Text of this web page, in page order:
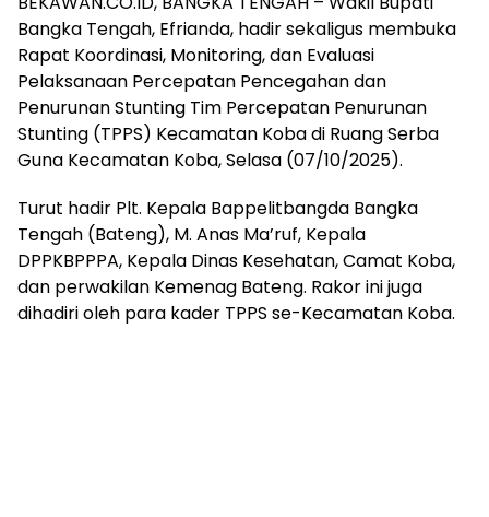
Bangka Tengah, Efrianda, hadir sekaligus membuka
Rapat Koordinasi, Monitoring, dan Evaluasi
Pelaksanaan Percepatan Pencegahan dan
Penurunan Stunting Tim Percepatan Penurunan
Stunting (TPPS) Kecamatan Koba di Ruang Serba
Guna Kecamatan Koba, Selasa (07/10/2025).
‎Turut hadir Plt. Kepala Bappelitbangda Bangka
Tengah (Bateng), M. Anas Ma’ruf, Kepala
DPPKBPPPA, Kepala Dinas Kesehatan, Camat Koba,
dan perwakilan Kemenag Bateng. Rakor ini juga
dihadiri oleh para kader TPPS se-Kecamatan Koba.